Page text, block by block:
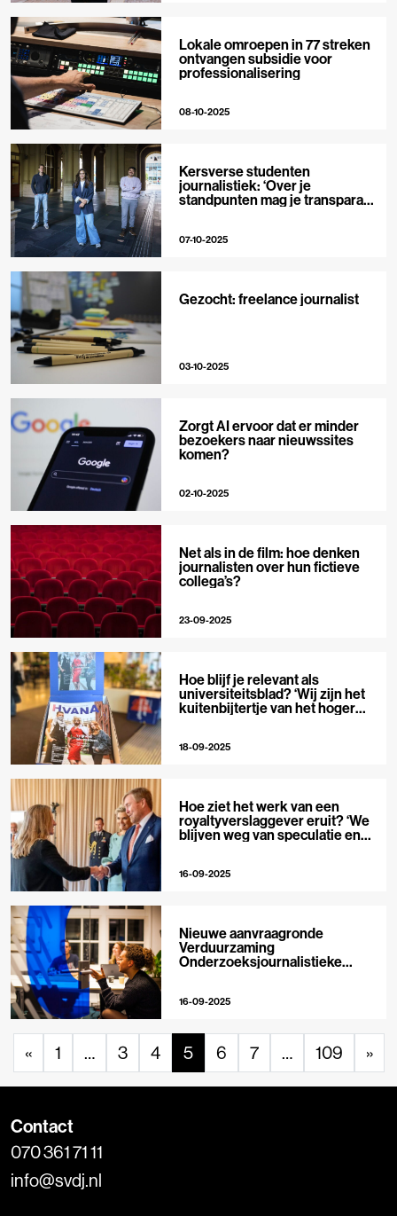
Lokale omroepen in 77 streken
ontvangen subsidie voor
professionalisering
08-10-2025
Kersverse studenten
journalistiek: ‘Over je
standpunten mag je transparant
07-10-2025
Gezocht: freelance journalist
03-10-2025
Zorgt AI ervoor dat er minder
bezoekers naar nieuwssites
komen?
02-10-2025
Net als in de film: hoe denken
journalisten over hun fictieve
collega’s?
23-09-2025
Hoe blijf je relevant als
universiteitsblad? ‘Wij zijn het
kuitenbijtertje van het hoger
18-09-2025
Hoe ziet het werk van een
royaltyverslaggever eruit? ‘We
blijven weg van speculatie en
16-09-2025
Nieuwe aanvraagronde
Verduurzaming
Onderzoeksjournalistieke
16-09-2025
« 1 … 3 4 5 6 7 … 109 »
Contact
070 361 71 11
info@svdj.nl